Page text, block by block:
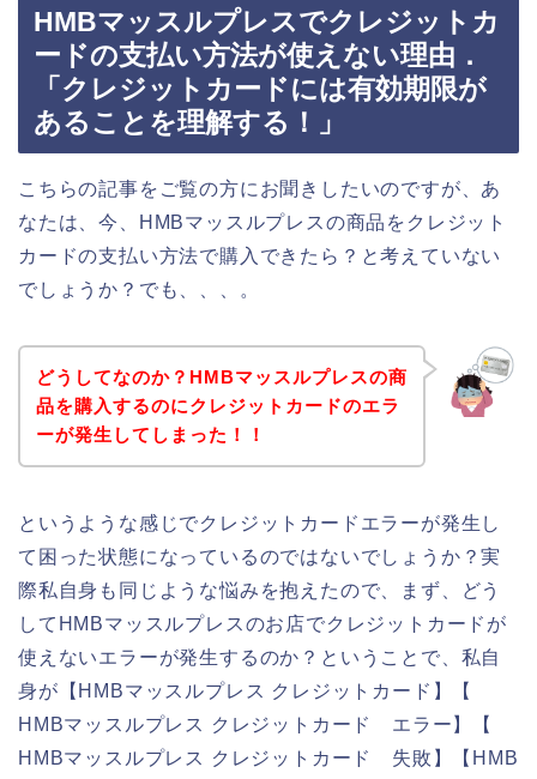
HMBマッスルプレスでクレジットカ
ードの支払い方法が使えない理由．
「クレジットカードには有効期限が
あることを理解する！」
こちらの記事をご覧の方にお聞きしたいのですが、あ
なたは、今、HMBマッスルプレスの商品をクレジット
カードの支払い方法で購入できたら？と考えていない
でしょうか？でも、、、。
どうしてなのか？HMBマッスルプレスの商
品を購入するのにクレジットカードのエラ
ーが発生してしまった！！
というような感じでクレジットカードエラーが発生し
て困った状態になっているのではないでしょうか？実
際私自身も同じような悩みを抱えたので、まず、どう
してHMBマッスルプレスのお店でクレジットカードが
使えないエラーが発生するのか？ということで、私自
身が【HMBマッスルプレス クレジットカード】【
HMBマッスルプレス クレジットカード エラー】【
HMBマッスルプレス クレジットカード 失敗】【HMB